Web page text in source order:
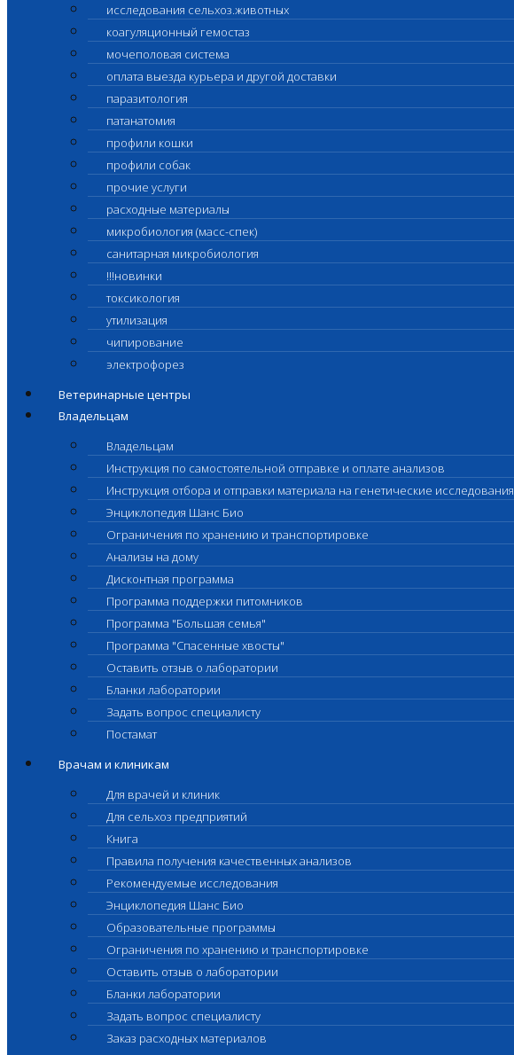
исследования сельхоз.животных
коагуляционный гемостаз
мочеполовая система
оплата выезда курьера и другой доставки
паразитология
патанатомия
профили кошки
профили собак
прочие услуги
расходные материалы
микробиология (масс-спек)
санитарная микробиология
!!!новинки
токсикология
утилизация
чипирование
электрофорез
Ветеринарные центры
Владельцам
Владельцам
Инструкция по самостоятельной отправке и оплате анализов
Инструкция отбора и отправки материала на генетические исследования
Энциклопедия Шанс Био
Ограничения по хранению и транспортировке
Анализы на дому
Дисконтная программа
Программа поддержки питомников
Программа "Большая семья"
Программа "Спасенные хвосты"
Оставить отзыв о лаборатории
Бланки лаборатории
Задать вопрос специалисту
Постамат
Врачам и клиникам
Для врачей и клиник
Для сельхоз предприятий
Книга
Правила получения качественных анализов
Рекомендуемые исследования
Энциклопедия Шанс Био
Образовательные программы
Ограничения по хранению и транспортировке
Оставить отзыв о лаборатории
Бланки лаборатории
Задать вопрос специалисту
Заказ расходных материалов